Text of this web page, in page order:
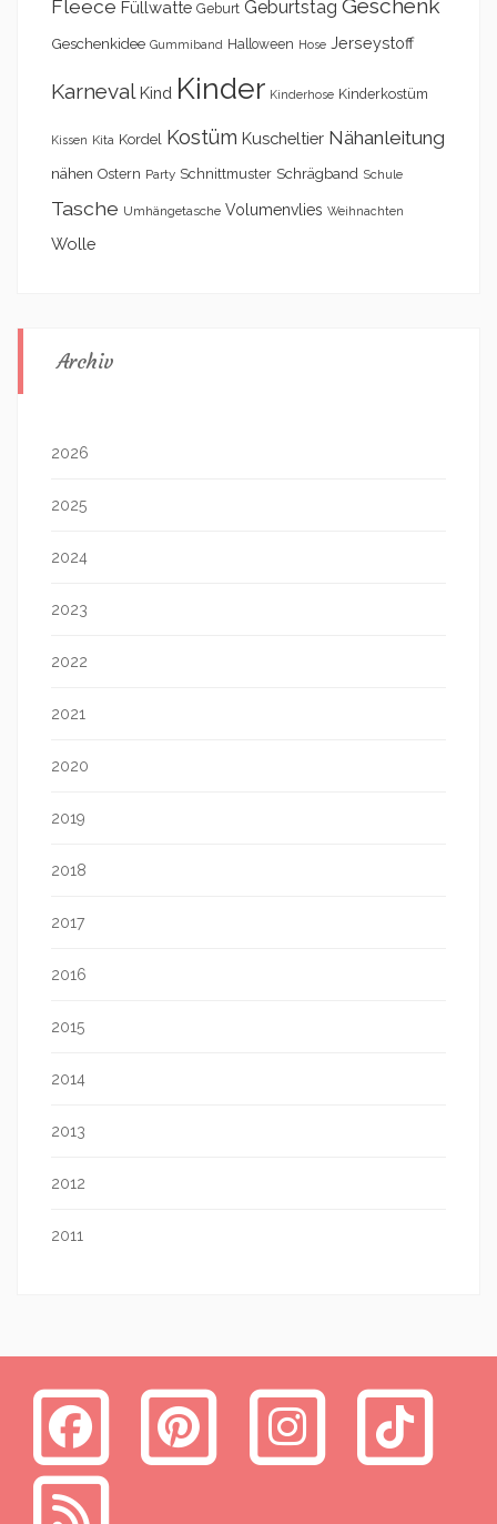
Fleece Füllwatte Geburt Geburtstag Geschenk
Geschenkidee Gummiband Halloween Hose Jerseystoff
Karneval Kind Kinder Kinderhose Kinderkostüm
Kissen Kita Kordel Kostüm Kuscheltier Nähanleitung
nähen Ostern Party Schnittmuster Schrägband Schule
Tasche Umhängetasche Volumenvlies Weihnachten
Wolle
Archiv
2026
2025
2024
2023
2022
2021
2020
2019
2018
2017
2016
2015
2014
2013
2012
2011